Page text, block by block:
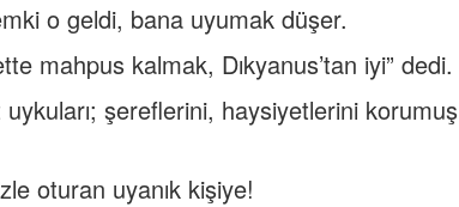
o geldi, bana uyumak düşer.
mahpus kalmak, Dıkyanus’tan iyi” dedi.
uykuları; şereflerini, haysiyetlerini korumuş
oturan uyanık kişiye!